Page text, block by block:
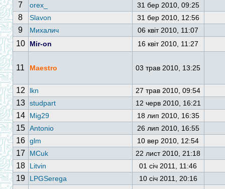
7 orex_ 31 бер 2010, 09:25
8 Slavon 31 бер 2010, 12:56
9 Михалич 06 квіт 2010, 11:07
10 Mir-on 16 квіт 2010, 11:27
11 Maestro 03 трав 2010, 13:25
12 lkn 27 трав 2010, 09:54
13 studpart 12 черв 2010, 16:21
14 Mig29 18 лип 2010, 16:35
15 Antonio 26 лип 2010, 16:55
16 glm 10 вер 2010, 12:54
17 MCuk 22 лист 2010, 21:18
18 Litvin 01 січ 2011, 11:46
19 LPGSerega 10 січ 2011, 20:16